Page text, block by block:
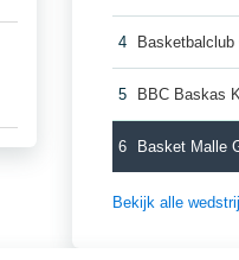
4
5 BBC Baskas
6 Basket Malle
Bekijk alle